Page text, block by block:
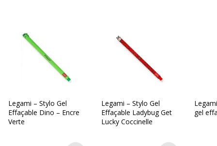
Legami – Stylo Gel
Effaçable Dino – Encre
Verte
Legami – Stylo Gel
Effaçable Ladybug Get
Lucky Coccinelle
gel